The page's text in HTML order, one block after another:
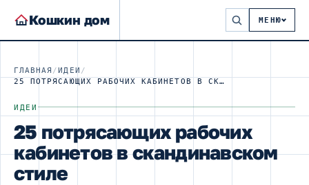
Кошкин дом МЕНЮ
ГЛАВНАЯ /ИДЕИ /
25 ПОТРЯСАЮЩИХ РАБОЧИХ КАБИНЕТОВ В СКАНДИНАВСКОМ СТИЛЕ
ИДЕИ
25 потрясающих рабочих
кабинетов в скандинавском
стиле